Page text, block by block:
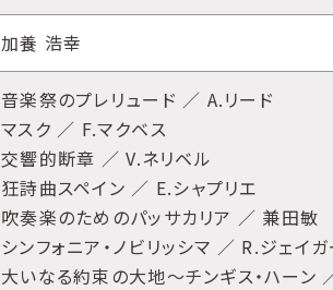
加養 浩幸
音楽祭のプレリュード ／ A.リード
マスク ／ F.マクベス
交響的断章 ／ V.ネリベル
狂詩曲スペイン ／ E.シャプリエ
吹奏楽のためのパッサカリア ／ 兼田敏
シンフォニア・ノビリッシマ ／ R.ジェイガ
大いなる約束の大地〜チンギス・ハーン